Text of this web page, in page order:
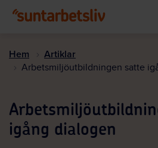
Hem Artiklar
Arbetsmiljöutbildningen satte
igång dialogen